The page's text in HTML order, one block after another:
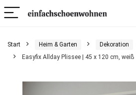
Start Heim & Garten Dekoration
Easyfix Allday Plissee | 45 x 120 cm, weiß